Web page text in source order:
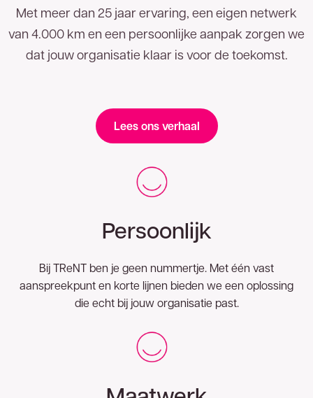
Met meer dan 25 jaar ervaring, een eigen netwerk
van 4.000 km en een persoonlijke aanpak zorgen we
dat jouw organisatie klaar is voor de toekomst.
Lees ons verhaal
Persoonlijk
Bij TReNT ben je geen nummertje. Met één vast
aanspreekpunt en korte lijnen bieden we een oplossing
die echt bij jouw organisatie past.